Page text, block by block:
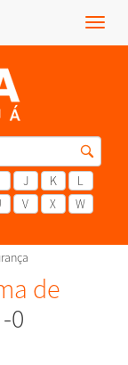
Menu
J K
L
V X
W
de
0